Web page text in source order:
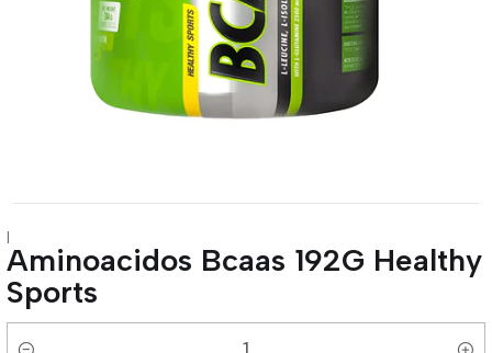
|
Aminoacidos Bcaas 192G Healthy
Sports